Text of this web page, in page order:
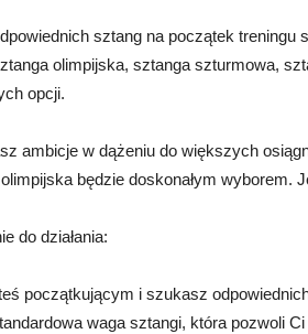
sztang na początek treningu
olimpijska, sztanga szturmowa,
opcji.
ambicje w dążeniu do większych
będzie doskonałym wyborem.
do działania:
początkującym i szukasz
waga sztangi, która pozwoli